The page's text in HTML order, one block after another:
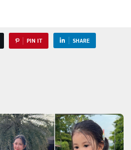
PIN IT SHARE